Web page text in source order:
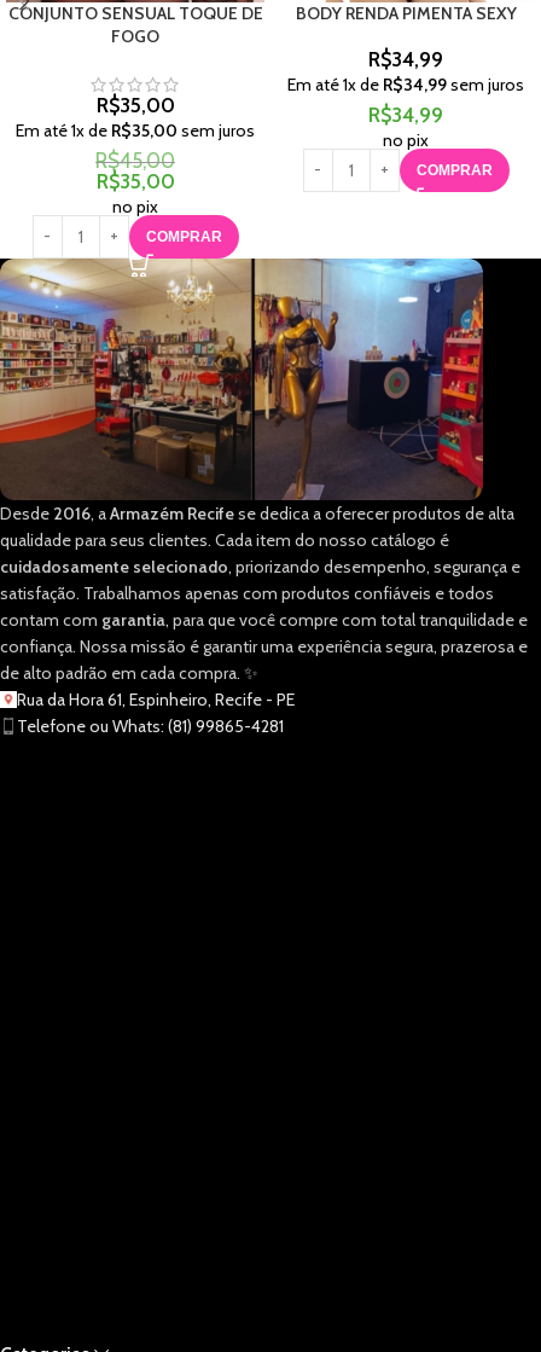
CONJUNTO SENSUAL TOQUE DE
FOGO
R$35,00
Em até1x de R$35,00 sem juros
R$45,00
R$35,00
no pix
COMPRAR
BODY RENDA PIMENTA SEXY
R$34,99
Em até1x de R$34,99sem juros
R$34,99
no pix
COMPRAR
Desde 2016, aArmazém Recifese dedica a oferecer produtos de alta
qualidade para seus clientes. Cada item do nosso catálogo é
cuidadosamente selecionado, priorizando desempenho, segurança e
satisfação. Trabalhamos apenas com produtos confiáveis e todos
contam com garantia, para que você compre com total tranquilidade e
confiança. Nossa missão é garantir uma experiência segura, prazerosa e
de alto padrão em cada compra. ✨
Rua da Hora 61, Espinheiro, Recife - PE
Telefone ou Whats: (81) 99865-4281